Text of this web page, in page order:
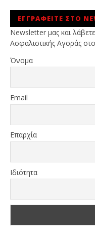
ΕΓΓΡΑΦΕΙΤΕ ΣΤΟ
Newsletter μας και
Ασφαλιστικής Αγοράς
Όνομα
Email
Επαρχία
Ιδιότητα